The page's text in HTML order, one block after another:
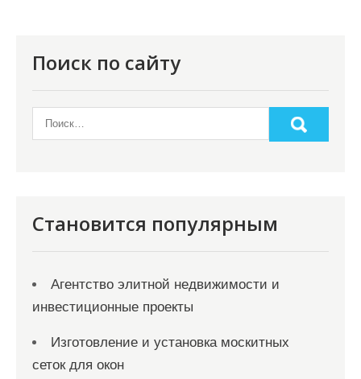
м
Поиск по сайту
Становится популярным
Агентство элитной недвижимости и
инвестиционные проекты
Изготовление и установка москитных
сеток для окон